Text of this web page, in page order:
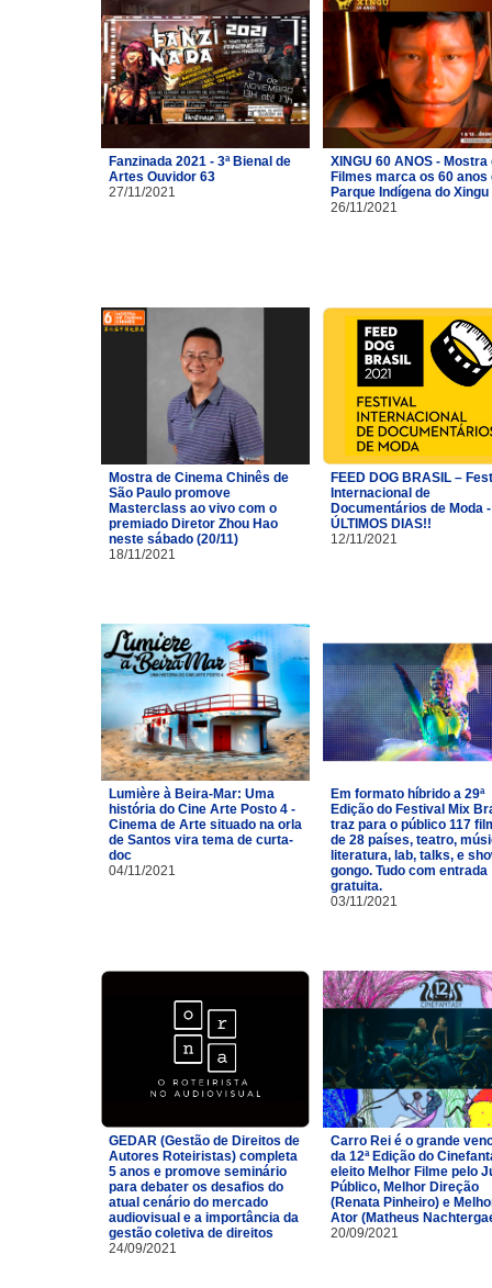
Fanzinada 2021 - 3ª Bienal de
Artes Ouvidor 63
27/11/2021
XINGU 60 ANOS - Mostra
Filmes marca os 60 anos
Parque Indígena do Xingu
26/11/2021
Mostra de Cinema Chinês de
São Paulo promove
Masterclass ao vivo com o
premiado Diretor Zhou Hao
neste sábado (20/11)
18/11/2021
FEED DOG BRASIL –
Internacional de
Documentários de Moda -
ÚLTIMOS DIAS!!
12/11/2021
Lumière à Beira-Mar: Uma
história do Cine Arte Posto 4 -
Cinema de Arte situado na orla
de Santos vira tema de curta-
doc
04/11/2021
Em formato híbrido a 29ª
Edição do Festival Mix
traz para o público 117
de 28 países, teatro,
literatura, lab, talks, e
gongo. Tudo com entrada
gratuita.
03/11/2021
GEDAR (Gestão de Direitos de
Autores Roteiristas) completa
5 anos e promove seminário
para debater os desafios do
atual cenário do mercado
audiovisual e a importância da
gestão coletiva de direitos
24/09/2021
Carro Rei é o grande
da 12ª Edição do
eleito Melhor Filme pelo
Público, Melhor Direção
(Renata Pinheiro) e
Ator (Matheus
20/09/2021